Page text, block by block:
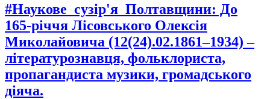
#Наукове_сузір'я_Полтавщини: До
165-річчя Лісовського Олексія
Миколайовича (12(24).02.1861–1934) –
літературознавця, фольклориста,
пропагандиста музики, громадського
діяча.